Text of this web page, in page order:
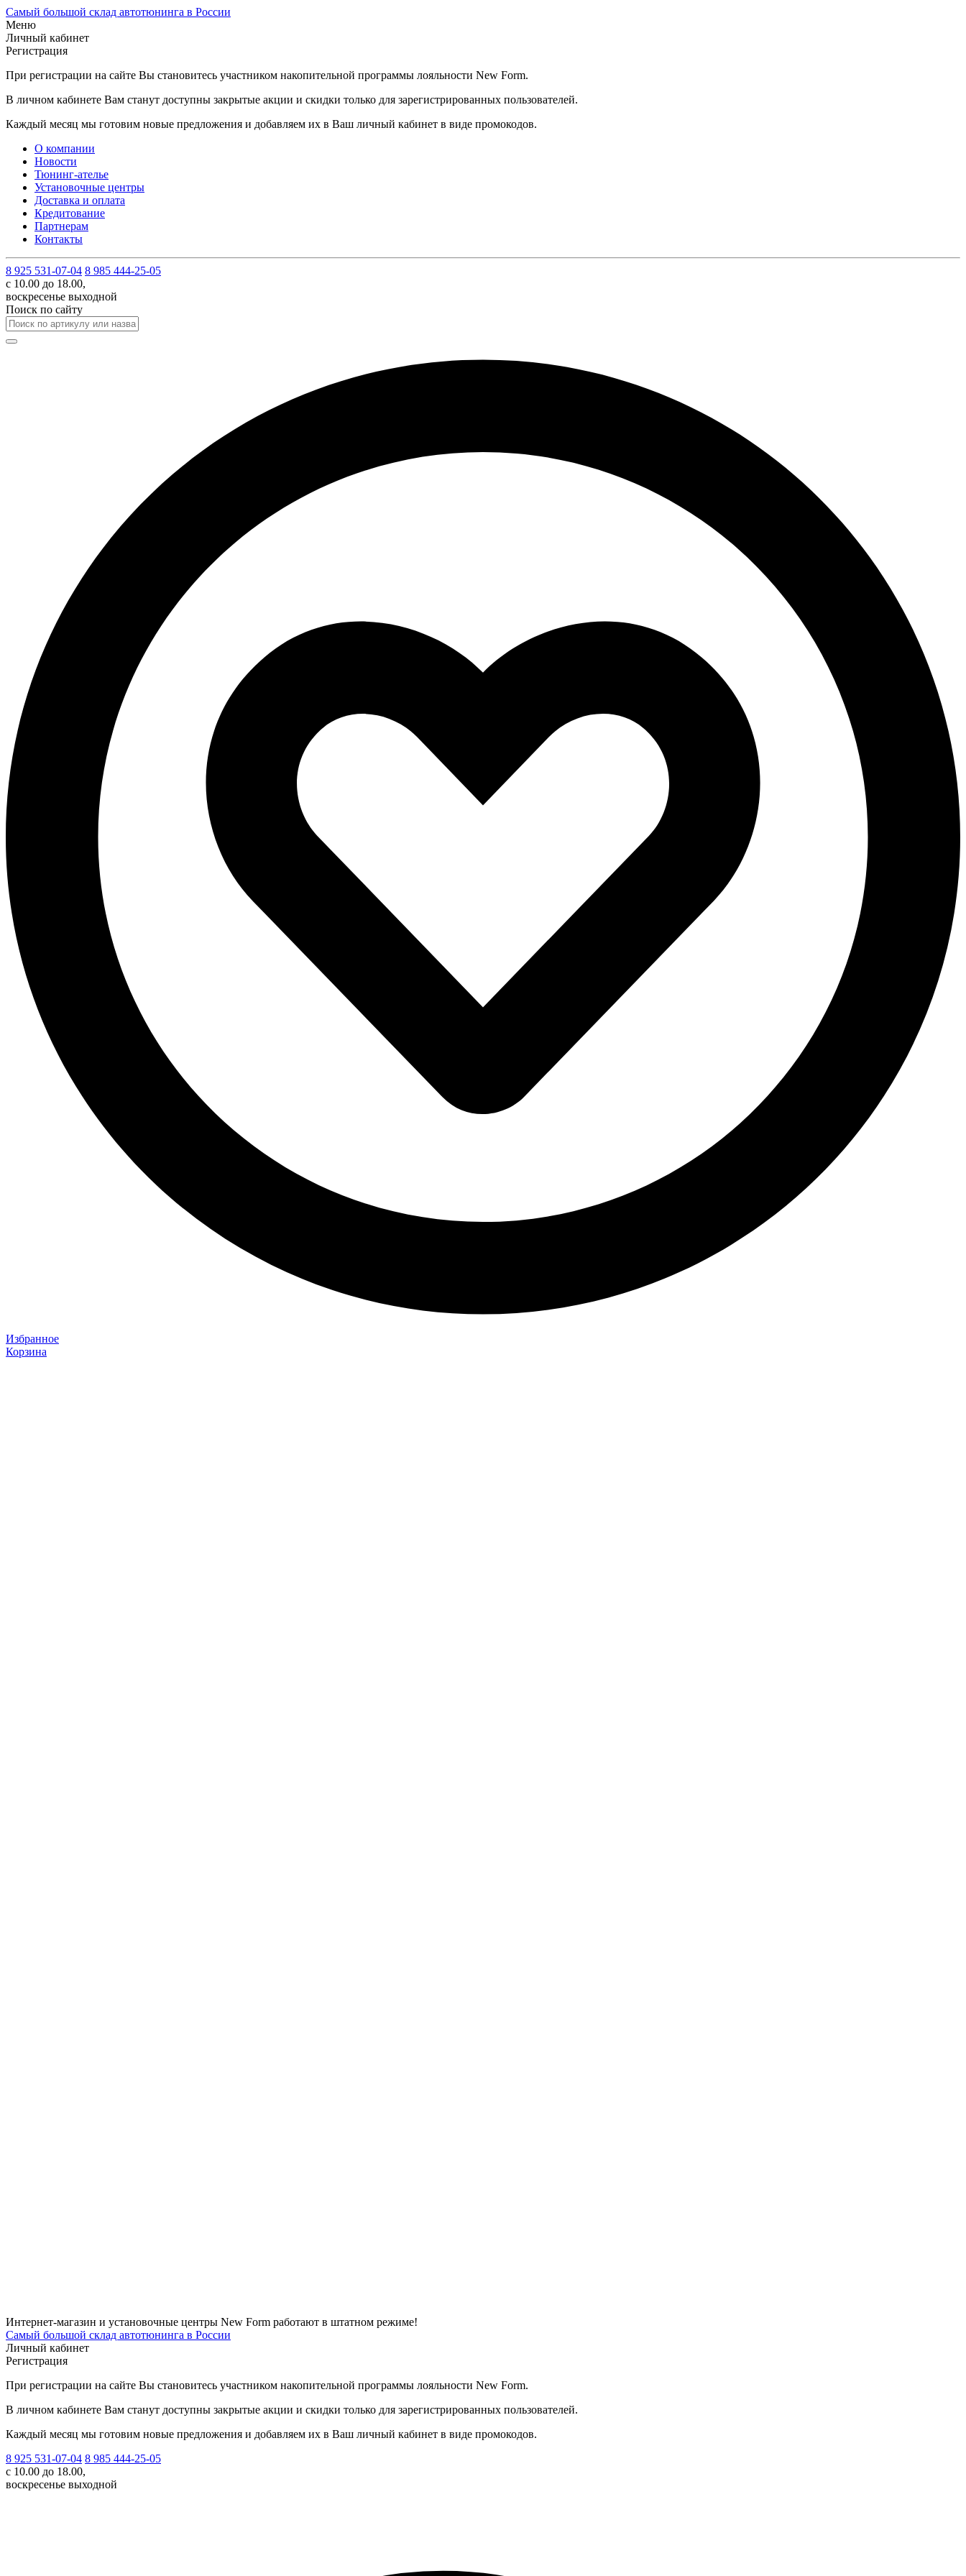
Самый большой склад автотюнинга в России
Меню
Личный кабинет
Регистрация
При регистрации на сайте Вы становитесь участником накопительной программы лояльности New Form.
В личном кабинете Вам станут доступны закрытые акции и скидки только для зарегистрированных пользователей.
Каждый месяц мы готовим новые предложения и добавляем их в Ваш личный кабинет в виде промокодов.
О компании
Новости
Тюнинг-ателье
Установочные центры
Доставка и оплата
Кредитование
Партнерам
Контакты
8 925 531-07-04 8 985 444-25-05
с 10.00 до 18.00,
воскресенье выходной
Поиск по сайту
Избранное
Корзина
Интернет-магазин и установочные центры New Form работают в штатном режиме!
Самый большой склад автотюнинга в России
Личный кабинет
Регистрация
При регистрации на сайте Вы становитесь участником накопительной программы лояльности New Form.
В личном кабинете Вам станут доступны закрытые акции и скидки только для зарегистрированных пользователей.
Каждый месяц мы готовим новые предложения и добавляем их в Ваш личный кабинет в виде промокодов.
8 925 531-07-04 8 985 444-25-05
с 10.00 до 18.00,
воскресенье выходной